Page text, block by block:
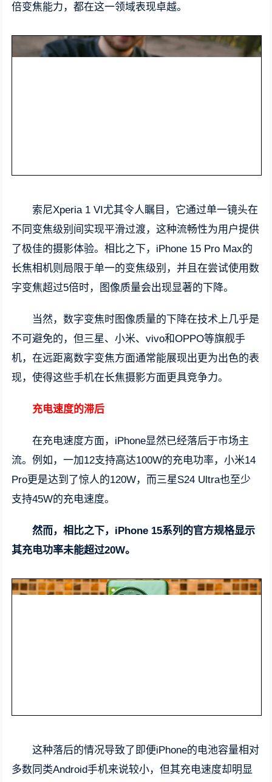
倍变焦能力，都在这一领域表现卓越。
索尼Xperia 1 VI尤其令人瞩目，它通过单一镜头在
不同变焦级别间实现平滑过渡，这种流畅性为用户提供
了极佳的摄影体验。相比之下，iPhone 15 Pro Max的
长焦相机则局限于单一的变焦级别，并且在尝试使用数
字变焦超过5倍时，图像质量会出现显著的下降。
当然，数字变焦时图像质量的下降在技术上几乎是
不可避免的，但三星、小米、vivo和OPPO等旗舰手
机，在远距离数字变焦方面通常能展现出更为出色的表
现，使得这些手机在长焦摄影方面更具竞争力。
充电速度的滞后
在充电速度方面，iPhone显然已经落后于市场主
流。例如，一加12支持高达100W的充电功率，小米14
Pro更是达到了惊人的120W，而三星S24 Ultra也至少
支持45W的充电速度。
然而，相比之下，iPhone 15系列的官方规格显示
其充电功率未能超过20W。
这种落后的情况导致了即便iPhone的电池容量相对
多数同类Android手机来说较小，但其充电速度却明显